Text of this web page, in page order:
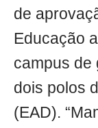
de
Educação
campus de
dois polos
(EAD).